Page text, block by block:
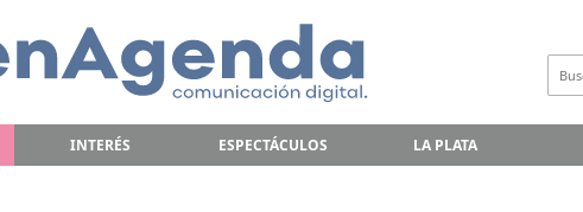
INTERÉS ESPECTÁCULOS LA PLATA